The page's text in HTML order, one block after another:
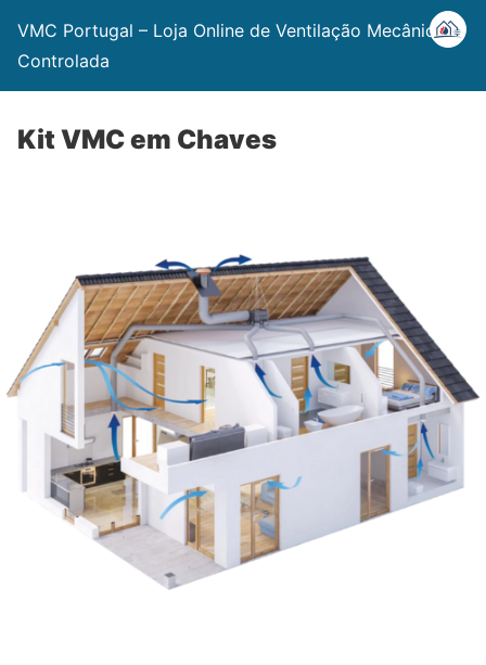
VMC Portugal – Loja Online de Ventilação Mecânica
Controlada
Kit VMC em Chaves